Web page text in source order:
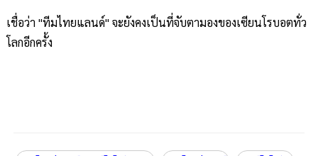
เชื่อว่า "ทีมไทยแลนด์" จะยังคงเป็นที่จับตามองของเซียนโรบอตทั่ว
โลกอีกครั้ง